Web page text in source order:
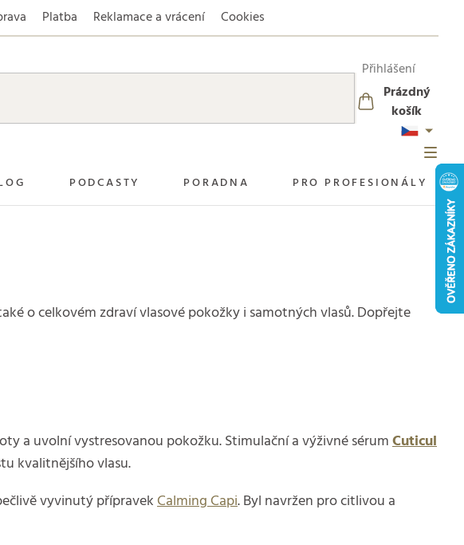
Platba Reklamace a vrácení Cookies
Přihlášení
NÁKUPNÍ
KOŠÍK
Prázdný
košík
PODCASTY PORADNA PRO PROFESIONÁLY
o celkovém zdraví vlasové pokožky i samotných vlasů. Dopřejte
a uvolní vystresovanou pokožku. Stimulační a výživné sérumCuticul
kvalitnějšího vlasu.
vyvinutý přípravekCalming Capi. Byl navržen pro citlivou a